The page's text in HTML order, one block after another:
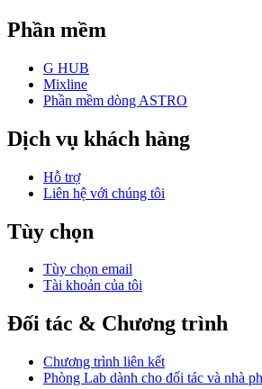
Phần mềm
G HUB
Mixline
Phần mềm dòng ASTRO
Dịch vụ khách hàng
Hỗ trợ
Liên hệ với chúng tôi
Tùy chọn
Tùy chọn email
Tài khoản của tôi
Đối tác & Chương trình
Chương trình liên kết
Phòng Lab dành cho đối tác và nhà